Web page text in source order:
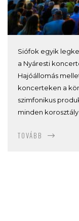
Siófok egyik
a Nyáresti
Hajóállomás
koncerteken a
szimfonikus
minden
TOVÁBB